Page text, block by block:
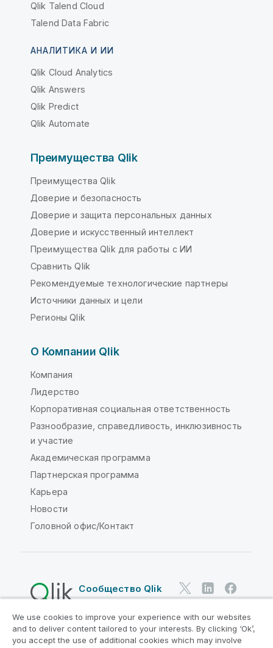
Qlik Talend Cloud
Talend Data Fabric
АНАЛИТИКА И ИИ
Qlik Cloud Analytics
Qlik Answers
Qlik Predict
Qlik Automate
Преимущества Qlik
Преимущества Qlik
Доверие и безопасность
Доверие и защита персональных данных
Доверие и искусственный интеллект
Преимущества Qlik для работы с ИИ
Сравнить Qlik
Рекомендуемые технологические партнеры
Источники данных и цели
Регионы Qlik
О Компании Qlik
Компания
Лидерство
Корпоративная социальная ответственность
Разнообразие, справедливость, инклюзивность
и участие
Академическая программа
Партнерская программа
Карьера
Новости
Головной офис/Контакт
Сообщество Qlik
Юридические соглашения
Условия использования продуктов
We use cookies to improve your experience with our websites
and to deliver content tailored to your interests. By clicking ‘Ok’,
you accept the use of additional cookies which may involve